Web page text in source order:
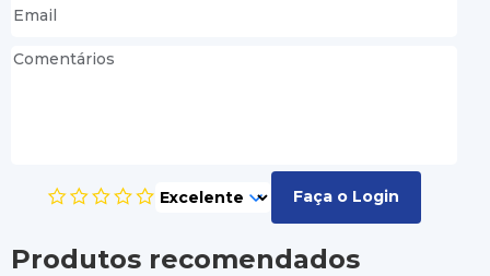
Faça o Login
Produtos recomendados